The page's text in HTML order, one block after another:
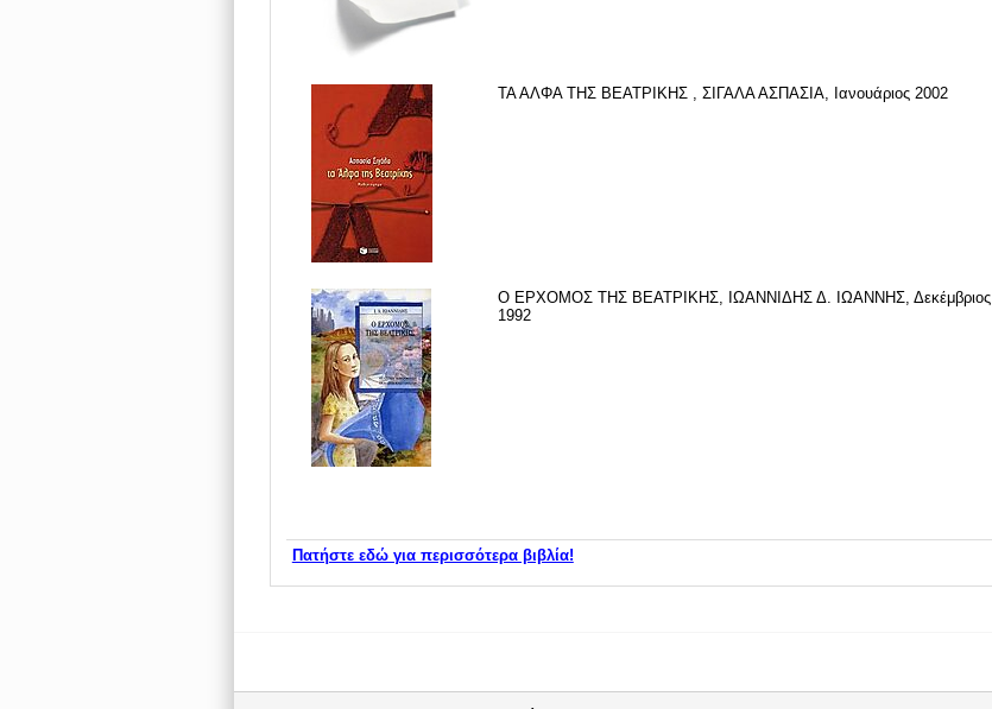
ΤΑ ΑΛΦΑ ΤΗΣ ΒΕΑΤΡΙΚΗΣ , ΣΙΓΑΛΑ ΑΣΠΑΣΙΑ, Ιανουάριος 2002
Ο ΕΡΧΟΜΟΣ ΤΗΣ ΒΕΑΤΡΙΚΗΣ, ΙΩΑΝΝΙΔΗΣ Δ. ΙΩΑΝΝΗΣ, Δεκέμβριος
1992
Πατήστε εδώ για περισσότερα βιβλία!